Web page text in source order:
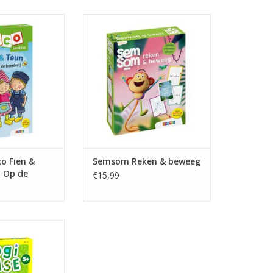
boerderij
WINKELWAGEN
Fien &
de
TOEVOEGEN AAN WINKELWAGEN
Semsom Reken & beweeg
€15,99
WINKELWAGEN